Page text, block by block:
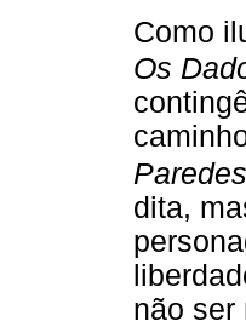
Como
Os
Paredes
dita,
não ser